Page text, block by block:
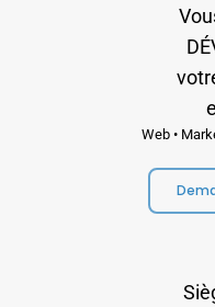
Web •